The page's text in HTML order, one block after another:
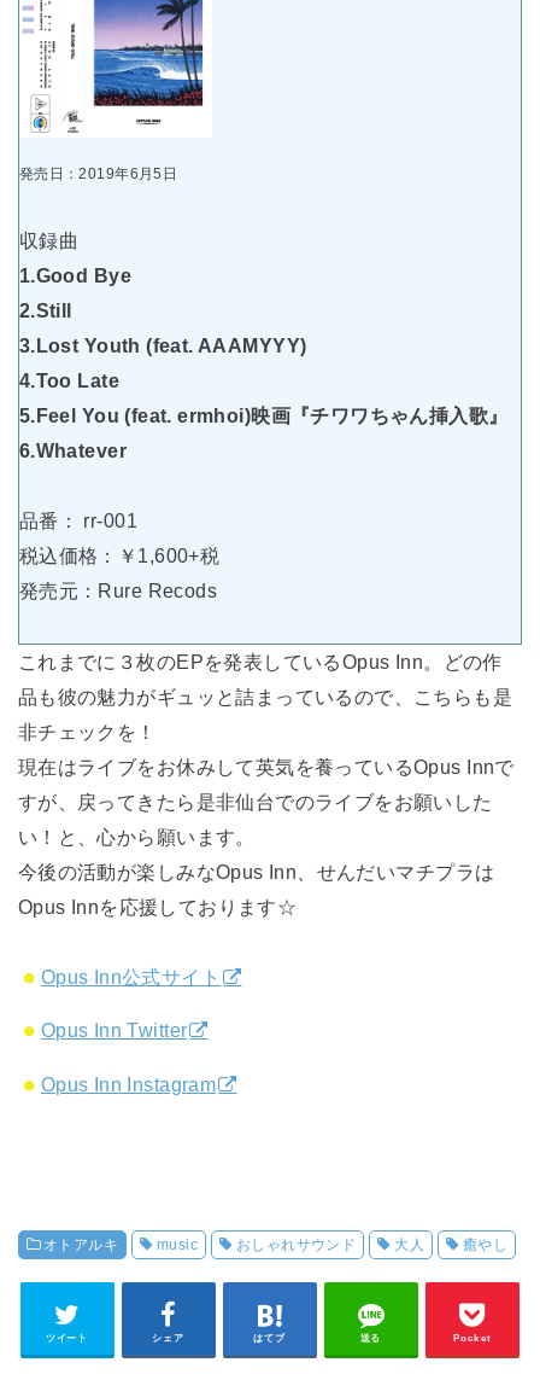
発売日：2019年6月5日
収録曲
1.Good Bye
2.Still
3.Lost Youth (feat. AAAMYYY)
4.Too Late
5.Feel You (feat. ermhoi)映画『チワワちゃん挿入歌』
6.Whatever
品番： rr-001
税込価格：￥1,600+税
発売元：Rure Recods
これまでに３枚のEPを発表しているOpus Inn。どの作
品も彼の魅力がギュッと詰まっているので、こちらも是
非チェックを！
現在はライブをお休みして英気を養っているOpus Innで
すが、戻ってきたら是非仙台でのライブをお願いした
い！と、心から願います。
今後の活動が楽しみなOpus Inn、せんだいマチプラは
Opus Innを応援しております☆
Opus Inn公式サイト
Opus Inn Twitter
Opus Inn Instagram
オトアルキ music おしゃれサウンド 大人 癒やし
ツイート シェア はてブ 送る Pocket